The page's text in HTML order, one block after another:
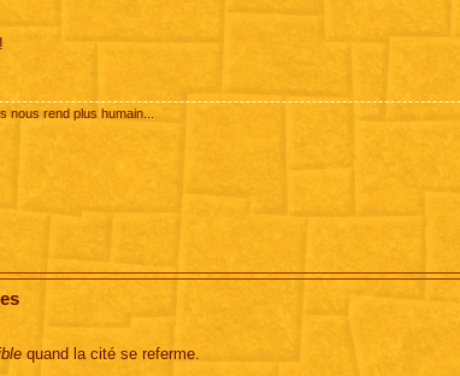
nous rend plus humain...
quand la cité se referme.